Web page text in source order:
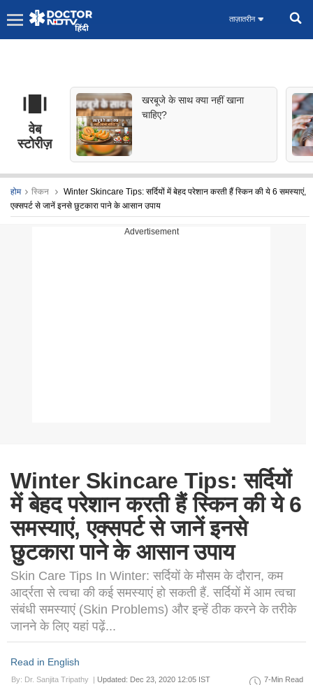
ताज़ातरीन
वेब
स्टोरीज़
खरबूजे के साथ क्या नहीं खाना
चाहिए?
होम स्किन
Winter Skincare Tips: सर्दियों में बेहद परेशान करती हैं स्किन की ये 6 समस्याएं,
एक्सपर्ट से जानें इनसे छुटकारा पाने के आसान उपाय
Advertisement
Winter Skincare Tips: सर्दियों
में बेहद परेशान करती हैं स्किन की ये 6
समस्याएं, एक्सपर्ट से जानें इनसे
छुटकारा पाने के आसान उपाय
Skin Care Tips In Winter: सर्दियों के मौसम के दौरान, कम
आर्द्रता से त्वचा की कई समस्याएं हो सकती हैं. सर्दियों में आम त्वचा
संबंधी समस्याएं (Skin Problems) और इन्हें ठीक करने के तरीके
जानने के लिए यहां पढ़ें...
Read in English
By: Dr. Sanjita Tripathy | Updated: Dec 23, 2020 12:05 IST 7-Min Read